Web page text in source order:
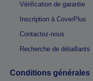
Vérification de garantie
Inscription à CoverPlus
Contactez-nous
Recherche de détaillants
Conditions générales